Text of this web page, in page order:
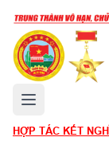
Mở menu chính
HỢP TÁC KẾT